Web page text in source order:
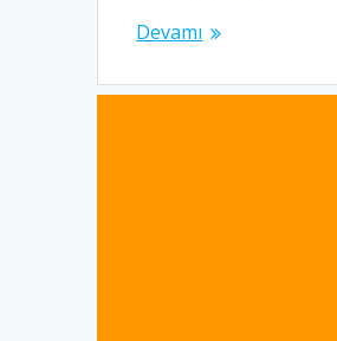
Devamı